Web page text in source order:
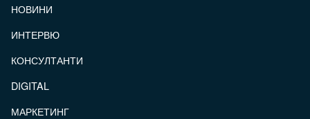
НОВИНИ
ИНТЕРВЮ
КОНСУЛТАНТИ
DIGITAL
МАРКЕТИНГ